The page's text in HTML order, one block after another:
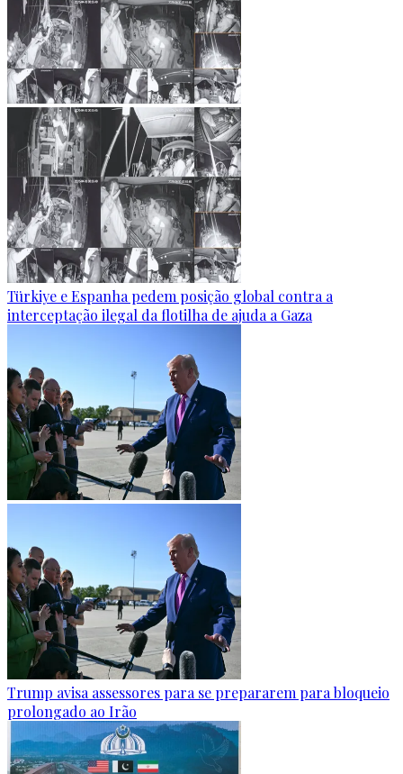
Türkiye e Espanha pedem posição global contra a
interceptação ilegal da flotilha de ajuda a Gaza
Trump avisa assessores para se prepararem para bloqueio
prolongado ao Irão